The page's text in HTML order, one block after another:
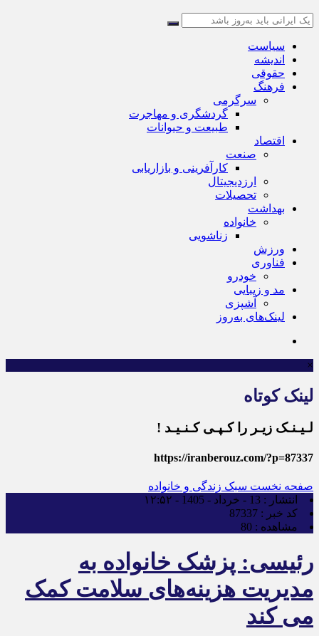
سیاست
اندیشه
حقوقی
فرهنگ
سرگرمی
گردشگری و مهاجرت
طبیعت و حیوانات
اقتصاد
صنعت
کارآفرینی و بازاریابی
ارزدیجیتال
تحصیلات
بهداشت
خانواده
زناشویی
ورزش
فناوری
خودرو
مد و زیبایی
آشپزی
لینک‌های به‌روز
×
لینک کوتاه
لـیـنـک زیـر را کـپـی کـنـیـد !
https://iranberouz.com/?p=87337
صفحه نخست سبک زندگی و خانواده
انتشار : 13 - خرداد - 1405 - ۱۲:۵۲
کد خبر : 87337
مشاهده : 80
رئیسی: پزشک خانواده به
مدیریت هزینه‌های سلامت کمک
می کند